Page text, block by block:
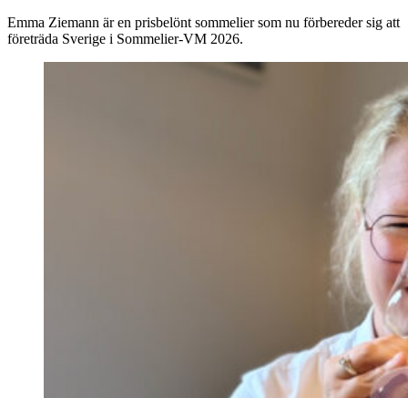
Emma Ziemann är en prisbelönt sommelier som nu förbereder sig att
företräda Sverige i Sommelier-VM 2026.